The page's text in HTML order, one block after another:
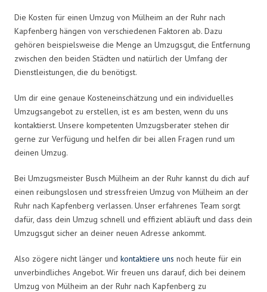
Die Kosten für einen Umzug von Mülheim an der Ruhr nach
Kapfenberg hängen von verschiedenen Faktoren ab. Dazu
gehören beispielsweise die Menge an Umzugsgut, die Entfernung
zwischen den beiden Städten und natürlich der Umfang der
Dienstleistungen, die du benötigst.
Um dir eine genaue Kosteneinschätzung und ein individuelles
Umzugsangebot zu erstellen, ist es am besten, wenn du uns
kontaktierst. Unsere kompetenten Umzugsberater stehen dir
gerne zur Verfügung und helfen dir bei allen Fragen rund um
deinen Umzug.
Bei Umzugsmeister Busch Mülheim an der Ruhr kannst du dich auf
einen reibungslosen und stressfreien Umzug von Mülheim an der
Ruhr nach Kapfenberg verlassen. Unser erfahrenes Team sorgt
dafür, dass dein Umzug schnell und effizient abläuft und dass dein
Umzugsgut sicher an deiner neuen Adresse ankommt.
Also zögere nicht länger und kontaktiere uns noch heute für ein
unverbindliches Angebot. Wir freuen uns darauf, dich bei deinem
Umzug von Mülheim an der Ruhr nach Kapfenberg zu